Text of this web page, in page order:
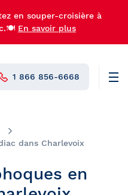
en souper-croisière à
En savoir plus
1 866 856-6668
dans Charlevoix
en